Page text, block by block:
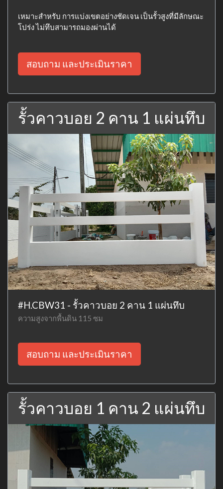
เหมาะสำหรับ การแบ่งเขตอย่างชัดเจน เป็นรั้วสูงที่มีลักษณะ
โปร่ง ไม่ทึบสามารถมองผ่านได้
สอบถาม และประเมินราคา
รั้วคาวบอย 2 คาน 1 แผ่นทึบ
#H.CBW31 - รั้วคาวบอย 2 คาน 1 แผ่นทึบ
ความสูงจากพื้นดิน 115 ซม
สอบถาม และประเมินราคา
รั้วคาวบอย 1 คาน 2 แผ่นทึบ